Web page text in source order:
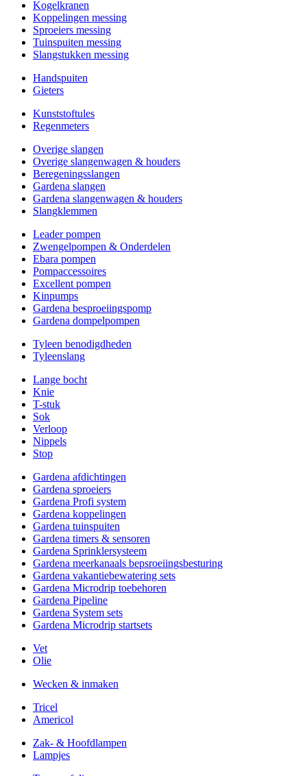
Kogelkranen
Koppelingen messing
Sproeiers messing
Tuinspuiten messing
Slangstukken messing
Handspuiten
Gieters
Kunststoftules
Regenmeters
Overige slangen
Overige slangenwagen & houders
Beregeningsslangen
Gardena slangen
Gardena slangenwagen & houders
Slangklemmen
Leader pompen
Zwengelpompen & Onderdelen
Ebara pompen
Pompaccessoires
Excellent pompen
Kinpumps
Gardena besproeiingspomp
Gardena dompelpompen
Tyleen benodigdheden
Tyleenslang
Lange bocht
Knie
T-stuk
Sok
Verloop
Nippels
Stop
Gardena afdichtingen
Gardena sproeiers
Gardena Profi system
Gardena koppelingen
Gardena tuinspuiten
Gardena timers & sensoren
Gardena Sprinklersysteem
Gardena meerkanaals bepsroeiingsbesturing
Gardena vakantiebewatering sets
Gardena Microdrip toebehoren
Gardena Pipeline
Gardena System sets
Gardena Microdrip startsets
Vet
Olie
Wecken & inmaken
Tricel
Americol
Zak- & Hoofdlampen
Lampjes